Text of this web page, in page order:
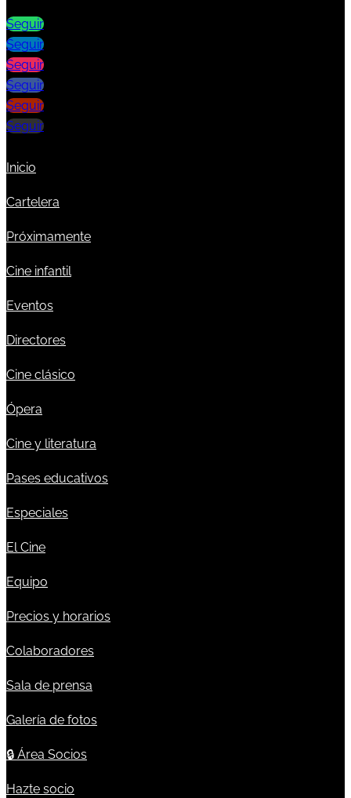
Seguir
Seguir
Seguir
Seguir
Seguir
Seguir
Inicio
Cartelera
Próximamente
Cine infantil
Eventos
Directores
Cine clásico
Ópera
Cine y literatura
Pases educativos
Especiales
El Cine
Equipo
Precios y horarios
Colaboradores
Sala de prensa
Galería de fotos
🔒 Área Socios
Hazte socio